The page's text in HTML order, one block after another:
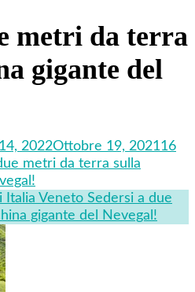
metri da terra
gigante del
2022Ottobre 19, 202116
metri da terra sulla
Italia Veneto Sedersi a due
gigante del Nevegal!